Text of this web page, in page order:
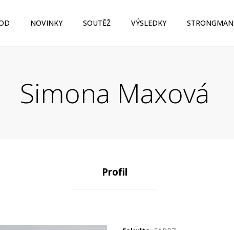
NOVINKY SOUTĚŽ VÝSLEDKY STRONGMAN
Simona Maxová
Profil